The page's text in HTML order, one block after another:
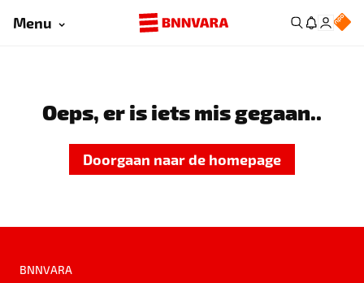
Menu
Oeps, er is iets mis gegaan..
Doorgaan naar de homepage
BNNVARA